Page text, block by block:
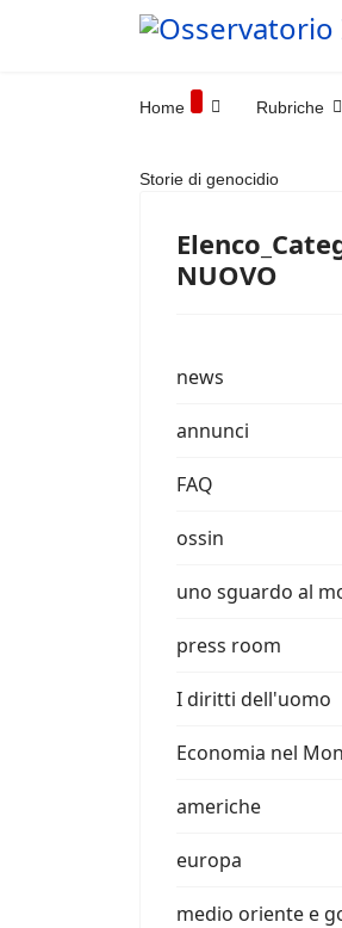
Home Rubriche
Storie di genocidio
NUOVO
news
annunci
FAQ
ossin
uno sguardo al
press room
I diritti dell'uomo
Economia nel
americhe
europa
medio oriente e